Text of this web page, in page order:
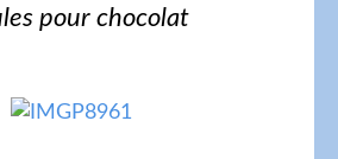
pour chocolat